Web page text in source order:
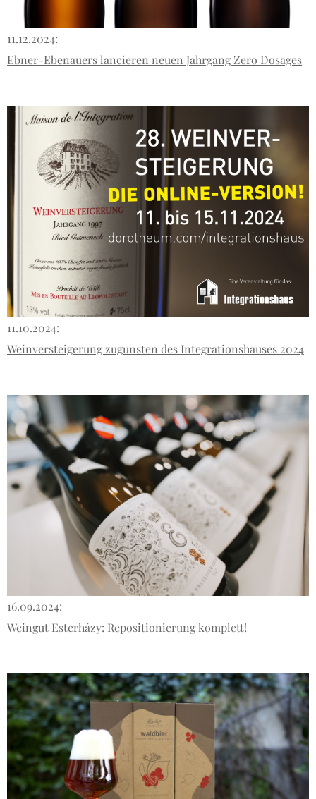
11.12.2024:
Ebner-Ebenauers lancieren neuen Jahrgang Zero Dosages
11.10.2024:
Weinversteigerung zugunsten des Integrationshauses 2024
16.09.2024:
Weingut Esterházy: Repositionierung komplett!